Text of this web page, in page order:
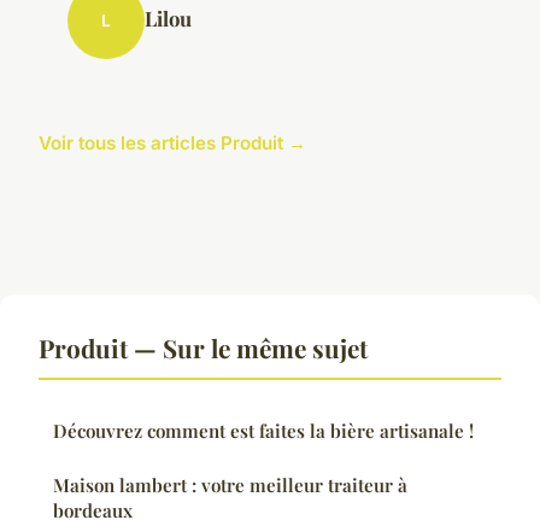
L Lilou
Voir tous les articles Produit →
Produit — Sur le même sujet
Découvrez comment est faites la bière artisanale !
Maison lambert : votre meilleur traiteur à
bordeaux